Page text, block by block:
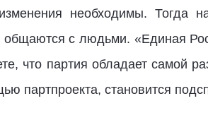
необходимы. Тогда
с людьми. «Единая
что партия обладает самой
партпроекта, становится